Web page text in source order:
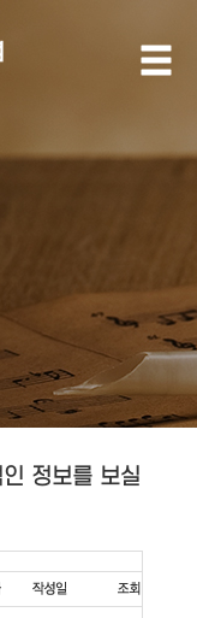
정보를 보실